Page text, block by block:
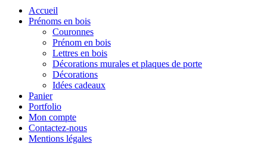
Accueil
Prénoms en bois
Couronnes
Prénom en bois
Lettres en bois
Décorations murales et plaques de porte
Décorations
Idées cadeaux
Panier
Portfolio
Mon compte
Contactez-nous
Mentions légales